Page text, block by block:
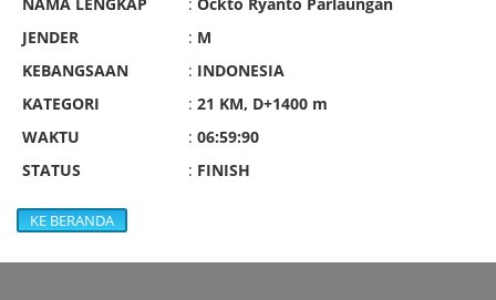
JENDER
: M
KEBANGSAAN
: INDONESIA
KATEGORI
: 21 KM, D+1400 m
WAKTU
: 06:59:90
STATUS
: FINISH
KE BERANDA